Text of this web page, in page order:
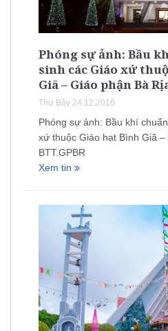
Phóng sự ảnh: Bầu
sinh các Giáo xứ
Giã – Giáo phận Bà
Thứ Bảy 24.12.2016
Phóng sự ảnh: Bầu khí
xứ thuộc Giáo hạt Bình Giã
BTT.GPBR
Xem tin